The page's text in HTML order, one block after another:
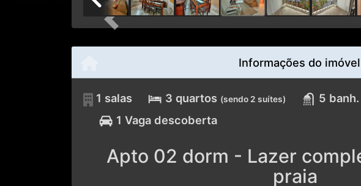
Previous
Informações do imóvel
1 salas 3 quartos (sendo 2 suítes)
5 banh.
1 Vaga descoberta
praia